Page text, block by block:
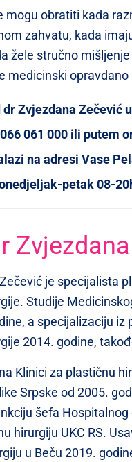
mogu obratiti kada
zahvatu, kada
žele stručno
medicinski
Zvjezdana Zečević
061 000 ili putem
na adresi Vase
petak 08-
je specijalista
Studije
a specijalizaciju
2014. godine,
Klinici za plastičnu
Srpske od 2005.
šefa
hirurgiju UKC RS.
u Beču 2019.